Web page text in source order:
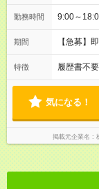
勤務時間 9:00～
期間 【急募】
特徴 履歴書不要
気になる！
掲載元企業名